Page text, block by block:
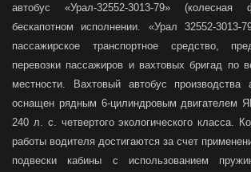
автобус «Урал-32552-3013-79»
бескапотном исполнении. «Урал 32552-
пассажирское транспортное средство,
перевозки пассажиров и вахтовых бригад по
местности. Вахтовый автобус производства
оснащен рядным 6-цилиндровым двигателем
240 л. с. четвертого экологического класса.
работы водителя достигаются за счет
подвески кабины с использованием